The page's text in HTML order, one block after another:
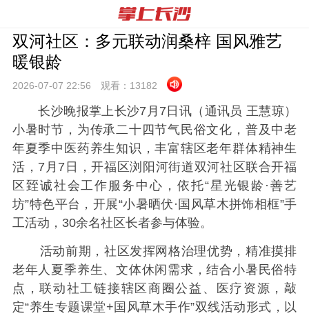
双河社区：多元联动润桑梓 国风雅艺
暖银龄
2026-07-07 22:56 观看： 13182
长沙晚报掌上长沙7月7日讯（通讯员 王慧琼）
小暑时节，为传承二十四节气民俗文化，普及中老
年夏季中医药养生知识，丰富辖区老年群体精神生
活，7月7日，开福区浏阳河街道双河社区联合开福
区臸诚社会工作服务中心，依托“星光银龄·善艺
坊”特色平台，开展“小暑晒伏·国风草木拼饰相框”手
工活动，30余名社区长者参与体验。
活动前期，社区发挥网格治理优势，精准摸排
老年人夏季养生、文体休闲需求，结合小暑民俗特
点，联动社工链接辖区商圈公益、医疗资源，敲
定“养生专题课堂+国风草木手作”双线活动形式，以